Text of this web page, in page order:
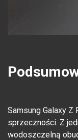
Samsung Galaxy Z
sprzeczności. Z
wodoszczelną